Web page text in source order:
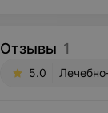
Отзывы 1
5.0